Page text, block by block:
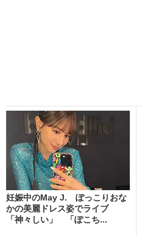
妊娠中のMay J. ぽっこりおな
かの美麗ドレス姿でライブ
「神々しい」 「ぽこち...